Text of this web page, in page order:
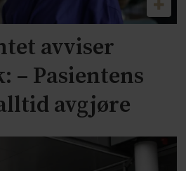
avviser
Pasientens
avgjøre